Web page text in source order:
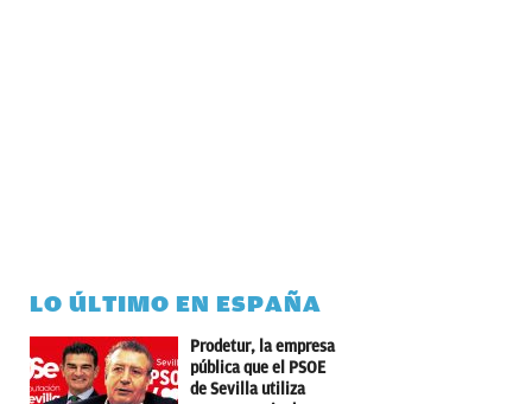
LO ÚLTIMO EN ESPAÑA
Prodetur, la empresa
pública que el PSOE
de Sevilla utiliza